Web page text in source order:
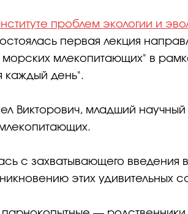
проблем экологии и
первая лекция
млекопитающих" в
каждый день".
Викторович, младший
с захватывающего введения
этих удивительных